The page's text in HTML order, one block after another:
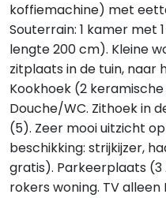
koffiemachine) met
Souterrain: 1 kamer met
lengte 200 cm). Kleine
zitplaats in de tuin, naar
Kookhoek (2
Douche/WC. Zithoek in
(5). Zeer mooi uitzicht
beschikking: strijkijzer,
gratis). Parkeerplaats (3
rokers woning. TV alleen